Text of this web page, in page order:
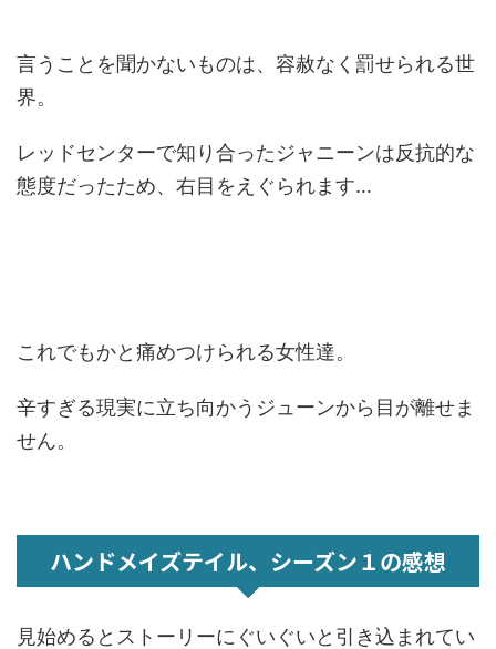
言うことを聞かないものは、容赦なく罰せられる世
界。
レッドセンターで知り合ったジャニーンは反抗的な
態度だったため、右目をえぐられます…
これでもかと痛めつけられる女性達。
辛すぎる現実に立ち向かうジューンから目が離せま
せん。
ハンドメイズテイル、シーズン１の感想
見始めるとストーリーにぐいぐいと引き込まれてい